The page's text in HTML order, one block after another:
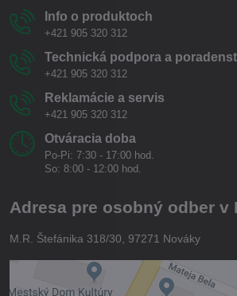
Info o produktoch
+421 905 320 312
Technická podpora a
+421 905 320 312
Reklamácie a servis
+421 905 320 312
Otváracia doba
Po-Pi: 7:30 - 17:00 hod.
So: 8:00 - 12:00 hod.
Adresa pre osobný odber v
M.R. Štefánika 318/30, 97271 Nováky